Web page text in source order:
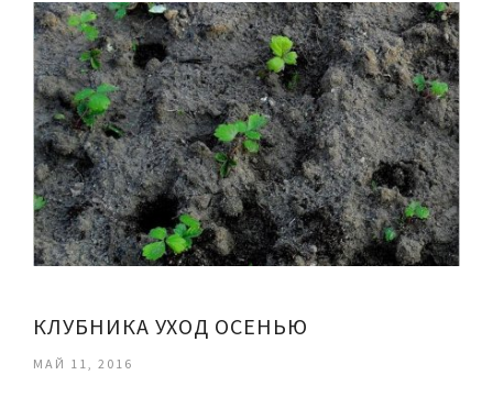
КЛУБНИКА УХОД ОСЕНЬЮ
МАЙ 11, 2016